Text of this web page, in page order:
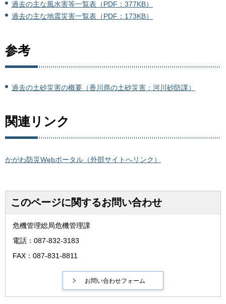
過去の主な風水害等一覧表（PDF：377KB）
過去の主な地震災害一覧表（PDF：173KB）
参考
過去の土砂災害の概要（香川県の土砂災害：河川砂防課）
関連リンク
かがわ防災Webポータル（外部サイトへリンク）
このページに関するお問い合わせ
危機管理総局危機管理課
電話：087-832-3183
FAX：087-831-8811